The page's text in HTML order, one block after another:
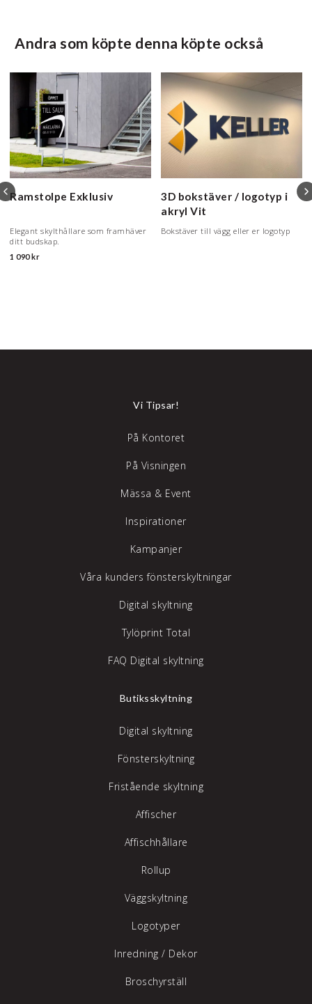
Andra som köpte denna köpte också
Ramstolpe Exklusiv
Elegant skylthållare som framhäver
ditt budskap.
1 090 kr
3D bokstäver / logotyp i
akryl Vit
Bokstäver till vägg eller er logotyp
Vi Tipsar!
På Kontoret
På Visningen
Mässa & Event
Inspirationer
Kampanjer
Våra kunders fönsterskyltningar
Digital skyltning
Tylöprint Total
FAQ Digital skyltning
Butiksskyltning
Digital skyltning
Fönsterskyltning
Fristående skyltning
Affischer
Affischhållare
Rollup
Väggskyltning
Logotyper
Inredning / Dekor
Broschyrställ